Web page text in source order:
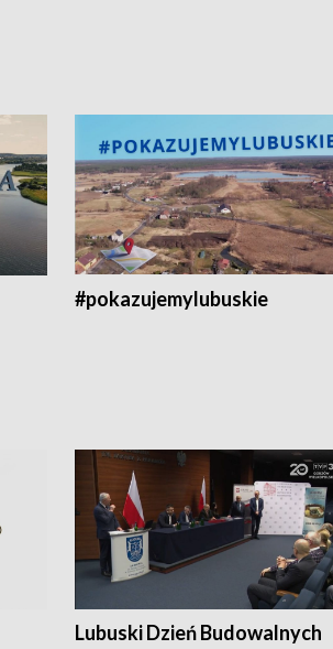
#pokazujemylubuskie
Lubuski Dzień Budowalnych